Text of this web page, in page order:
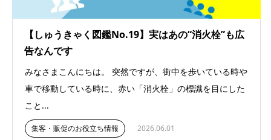
【しゅうきゃく図鑑No.19】実はあの“消火栓”も広
告なんです
みなさまこんにちは。 突然ですが、街中を歩いている時や
車で移動している時に、赤い「消火栓」の標識を目にした
こと...
集客・販促のお役立ち情報 2026.06.01